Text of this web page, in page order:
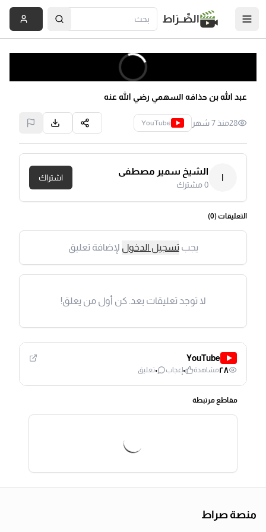
الصِّــرَاط
عبد الله بن حذافه السهمي رضي الله عنه
28منذ 7 شهر YouTube
ا
الشيخ سمير مصطفى
0مشترك
اشتراك
التعليقات (0
)
يجبتسجيل الدخول لإضافة تعليق
لا توجد تعليقات بعد. كن أول من يعلق!
YouTube
٢٨مشاهدة ٠إعجاب ٠تعليق
مقاطع مرتبطة
منصة صراط